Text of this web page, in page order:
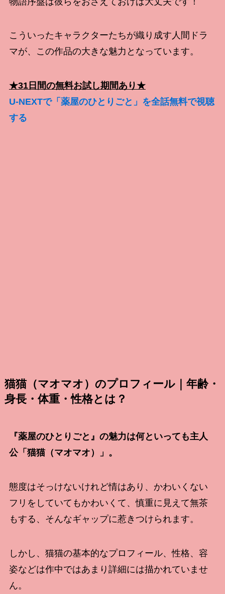
こういったキャラクターたちが織り成す人間ドラ
マが、この作品の大きな魅力となっています。
★31日間の無料お試し期間あり★
U-NEXTで「薬屋のひとりごと」を全話無料で視聴
する
猫猫（マオマオ）のプロフィール｜年齢・
身長・体重・性格とは？
『薬屋のひとりごと』の魅力は何といっても主人
公「猫猫（マオマオ）」。
態度はそっけないけれど情はあり、かわいくない
フリをしていてもかわいくて、慎重に見えて無茶
もする、そんなギャップに惹きつけられます。
しかし、猫猫の基本的なプロフィール、性格、容
姿などは作中ではあまり詳細には描かれていませ
ん。